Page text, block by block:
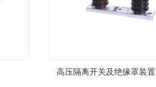
高压隔离开关及绝缘罩装置